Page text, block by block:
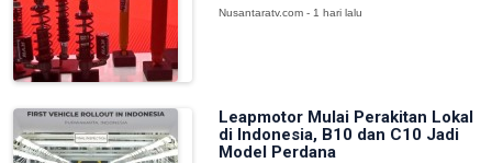
Nusantaratv.com - 1 hari lalu
Leapmotor Mulai Perakitan Lokal
di Indonesia, B10 dan C10 Jadi
Model Perdana